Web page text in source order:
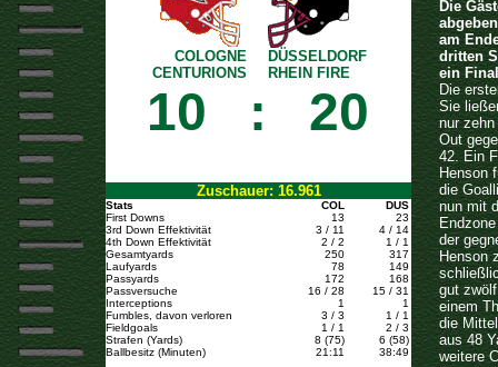
COLOGNE
CENTURIONS
DÜSSELDORF
RHEIN FIRE
10 : 20
Zuschauer: 16.961
Stats COL
DUS
First Downs
13
23
3rd Down Effektivität
3 / 11
4 / 14
4th Down Effektivität
2 / 2
1 / 1
Gesamtyards
250
317
Laufyards
78
149
Passyards
172
168
Passversuche
16 / 28
15 / 31
Interceptions
1
1
Fumbles, davon verloren
3 / 3
1 / 1
Fieldgoals
1 / 1
2 / 3
Strafen (Yards)
8 (75)
6 (58)
Ballbesitz (Minuten)
21:11 38:49
Die
am
dritten
ein
Die
Sie
nur
Out
42. Ein
Henson
die
nun mit
der
Henson
gut
einem
die
aus 48
weitere